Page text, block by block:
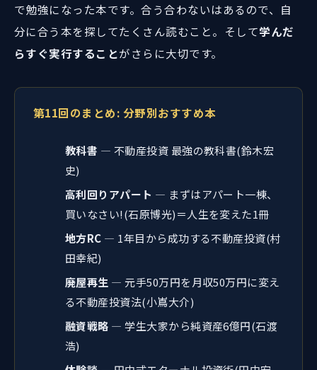
で勉強になった本です。合う合わないはあるので、自
分に合う本を探してたくさん読むこと。そして学んだ
らすぐ実行することがさらに大切です。
第11回のまとめ: 分野別おすすめ本
教科書 — 不動産投資 最強の教科書(鈴木宏
史)
高利回りアパート — まずはアパート一棟、
買いなさい!(石原博光)＝人生を変えた1冊
地方RC — 1年目から成功する不動産投資(村
田幸紀)
廃屋再生 — 元手50万円を月収50万円に変え
る不動産投資法(小嶌大介)
融資戦略 — 学生大家から純資産6億円(石渡
浩)